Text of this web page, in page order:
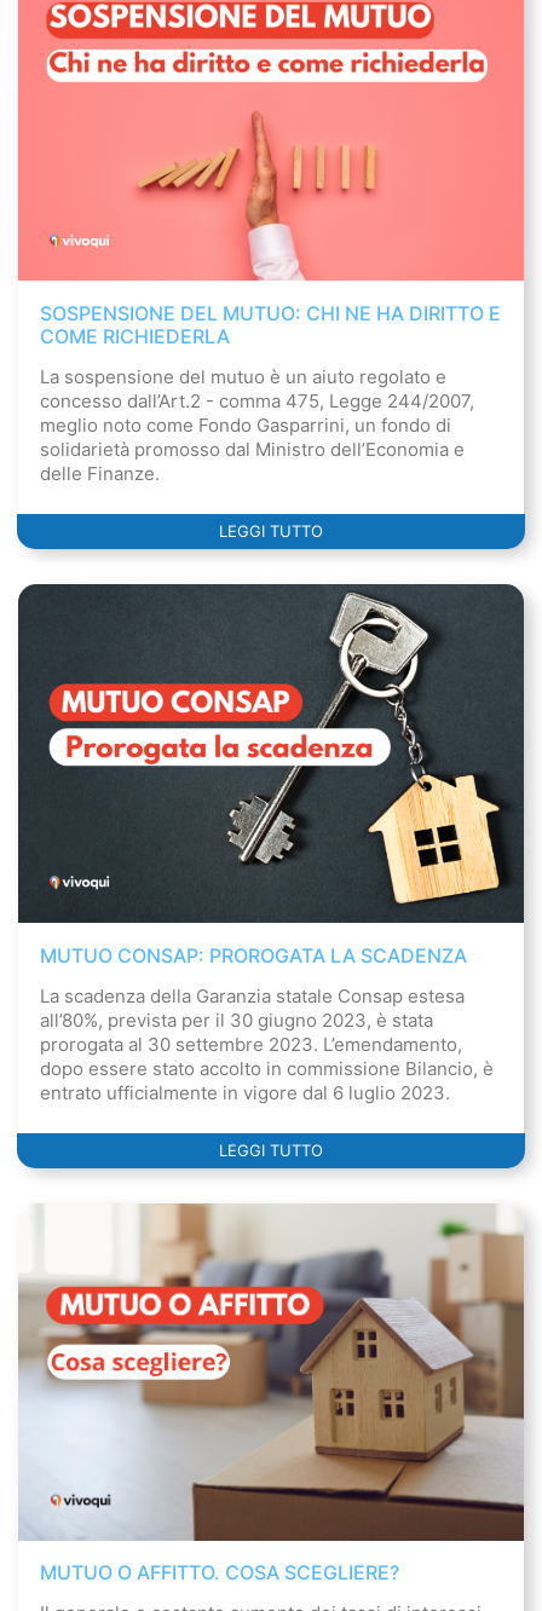
SOSPENSIONE DEL MUTUO: CHI NE HA DIRITTO E
COME RICHIEDERLA
La sospensione del mutuo è un aiuto regolato e
concesso dall’Art.2 - comma 475, Legge 244/2007,
meglio noto come Fondo Gasparrini, un fondo di
solidarietà promosso dal Ministro dell’Economia e
delle Finanze.
LEGGI TUTTO
MUTUO CONSAP: PROROGATA LA SCADENZA
La scadenza della Garanzia statale Consap estesa
all’80%, prevista per il 30 giugno 2023, è stata
prorogata al 30 settembre 2023. L’emendamento,
dopo essere stato accolto in commissione Bilancio, è
entrato ufficialmente in vigore dal 6 luglio 2023.
LEGGI TUTTO
MUTUO O AFFITTO. COSA SCEGLIERE?